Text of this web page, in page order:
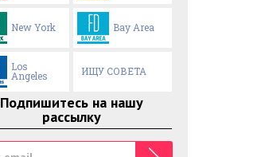
New York Bay Area
Los
Angeles ИЩУ СОВЕТА
Подпишитесь на нашу
рассылку